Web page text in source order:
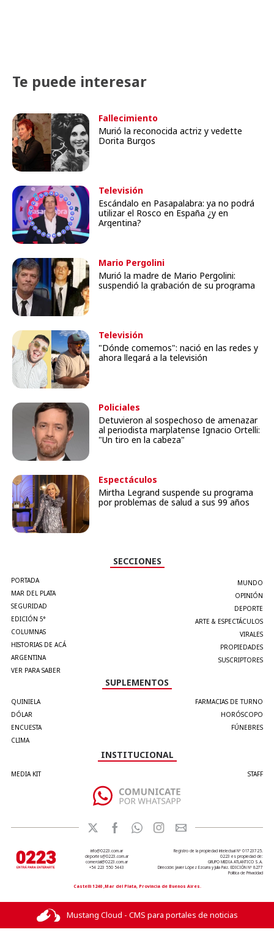
Te puede interesar
Fallecimiento
Murió la reconocida actriz y vedette
Dorita Burgos
Televisión
Escándalo en Pasapalabra: ya no podrá
utilizar el Rosco en España ¿y en
Argentina?
Mario Pergolini
Murió la madre de Mario Pergolini:
suspendió la grabación de su programa
Televisión
"Dónde comemos": nació en las redes y
ahora llegará a la televisión
Policiales
Detuvieron al sospechoso de amenazar
al periodista marplatense Ignacio Ortelli:
"Un tiro en la cabeza"
Espectáculos
Mirtha Legrand suspende su programa
por problemas de salud a sus 99 años
SECCIONES
PORTADA
MAR DEL PLATA
SEGURIDAD
EDICIÓN 5°
COLUMNAS
HISTORIAS DE ACÁ
ARGENTINA
VER PARA SABER
MUNDO
OPINIÓN
DEPORTE
ARTE & ESPECTÁCULOS
VIRALES
PROPIEDADES
SUSCRIPTORES
SUPLEMENTOS
QUINIELA
DÓLAR
ENCUESTA
CLIMA
FARMACIAS DE TURNO
HORÓSCOPO
FÚNEBRES
INSTITUCIONAL
MEDIA KIT STAFF
info@0223.com.ar
deportes@0223.com.ar
comercial@0223.com.ar
+54 223 550 5443
Registro de la propiedad intelectual Nº 01723725.
0223 es propiedad de:
GRUPO MEDIA ATLANTICO S.A.
Dirección: Javier López Ezcurra y Julia Paiz. EDICIÓN Nº 8277
Política de Privacidad
Castelli 1240 ,Mar del Plata, Provincia de Buenos Aires.
Mustang Cloud - CMS para portales de noticias